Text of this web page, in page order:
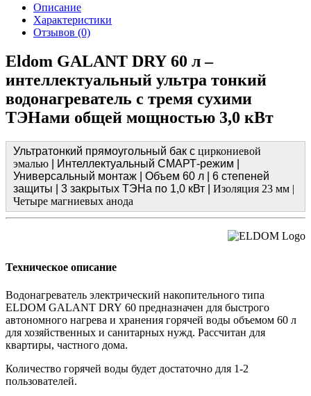
Описание
Характеристики
Отзывов (0)
Eldom GALANT DRY 60 л –
интеллектуальный ультра тонкий
водонагреватель с тремя сухими
ТЭНами общей мощностью 3,0 кВт
Ультратонкий прямоугольный бак с циркониевой
эмалью | Интеллектуальный СМАРТ-режим |
Универсальный монтаж | Объем 60 л | 6 степеней
защиты | 3 закрытых ТЭНа по 1,0 кВт | Изоляция 23 мм |
Четыре магниевых анода
Техническое описание
Водонагреватель электрический накопительного типа
ELDOM GALANT DRY 60 предназначен для быстрого
автономного нагрева и хранения горячей воды объемом 60 л
для хозяйственных и санитарных нужд. Рассчитан для
квартиры, частного дома.
Количество горячей воды будет достаточно для 1-2
пользователей.